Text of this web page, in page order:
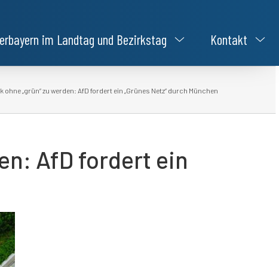
im Landtag und Bezirkstag Kontakt
„grün“ zu werden: AfD fordert ein „Grünes Netz“ durch München
AfD fordert ein